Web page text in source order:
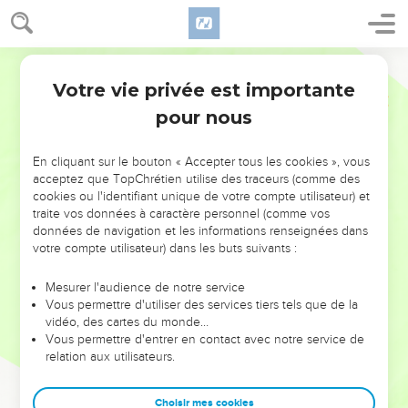
NE MANQUEZ PAS L’ÉVÉNEMENT
DE L’ANNÉE !
ET SI LEURS ERREURS POUVAIENT VOUS ÉVITER LES
VOTRES ?
leur foi ou leur vision. Mais on voit moins les doutes, les erreurs
et les saisons difficiles qu'ils ont traversés, alors même que ce
sont elles qui les ont façonnés.
Dans cette conférence, leaders, entrepreneurs, et responsables
clés pour avancer avec plus de sagesse afin que leurs erreurs
Votre vie privée est importante
pour nous
En cliquant sur le bouton « Accepter tous les cookies », vous
acceptez que TopChrétien utilise des traceurs (comme des
cookies ou l'identifiant unique de votre compte utilisateur) et
traite vos données à caractère personnel (comme vos
données de navigation et les informations renseignées dans
votre compte utilisateur) dans les buts suivants :
Mesurer l'audience de notre service
Vous permettre d'utiliser des services tiers tels que de la
vidéo, des cartes du monde…
Vous permettre d'entrer en contact avec notre service de
relation aux utilisateurs.
Choisir mes cookies